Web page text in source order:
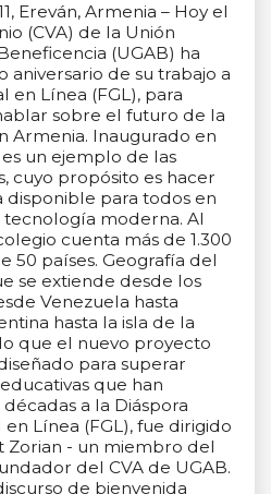
Ereván, Armenia – Hoy el
(CVA) de la Unión
(UGAB) ha
aniversario de su trabajo a
en Línea (FGL), para
sobre el futuro de la
Armenia. Inaugurado en
un ejemplo de las
cuyo propósito es hacer
disponible para todos en
tecnología moderna. Al
cuenta más de 1.300
50 países. Geografía del
se extiende desde los
Venezuela hasta
hasta la isla de la
que el nuevo proyecto
para superar
que han
a la Diáspora
Línea (FGL), fue dirigido
Zorian - un miembro del
del CVA de UGAB.
de bienvenida